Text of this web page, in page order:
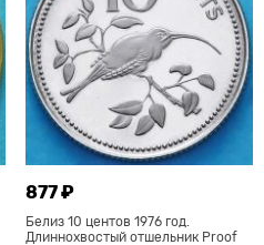
877 ₽
Белиз 10 центов 1976 год.
Длиннохвостый отшельник Proof